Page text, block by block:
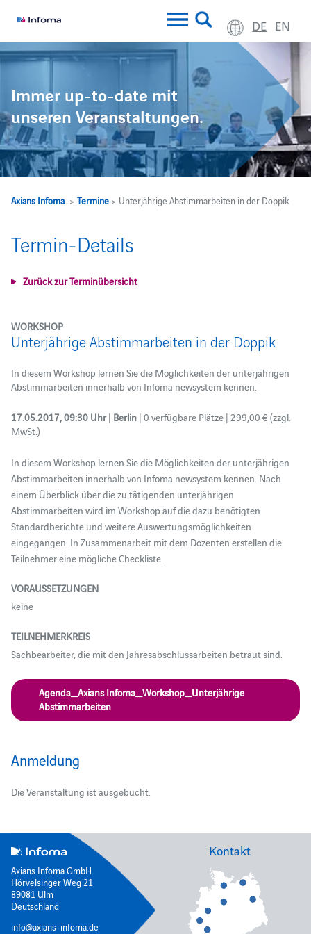
DE EN
Immer up-to-date mit
unseren Veranstaltungen.
Axians Infoma> Termine> Unterjährige Abstimmarbeiten in der Doppik
Termin-Details
Zurück zur Terminübersicht
WORKSHOP
Unterjährige Abstimmarbeiten in der Doppik
In diesem Workshop lernen Sie die Möglichkeiten der unterjährigen
Abstimmarbeiten innerhalb von Infoma newsystem kennen.
17.05.2017, 09:30 Uhr| Berlin | 0 verfügbare Plätze | 299,00 € (zzgl.
MwSt.)
In diesem Workshop lernen Sie die Möglichkeiten der unterjährigen
Abstimmarbeiten innerhalb von Infoma newsystem kennen. Nach
einem Überblick über die zu tätigenden unterjährigen
Abstimmarbeiten wird im Workshop auf die dazu benötigten
Standardberichte und weitere Auswertungsmöglichkeiten
eingegangen. In Zusammenarbeit mit dem Dozenten erstellen die
Teilnehmer eine mögliche Checkliste.
VORAUSSETZUNGEN
keine
TEILNEHMERKREIS
Sachbearbeiter, die mit den Jahresabschlussarbeiten betraut sind.
Agenda_Axians Infoma_Workshop_Unterjährige
Abstimmarbeiten
Anmeldung
Die Veranstaltung ist ausgebucht.
Axians Infoma GmbH
Hörvelsinger Weg 21
89081 Ulm
Deutschland
info@axians-infoma.de
Kontakt